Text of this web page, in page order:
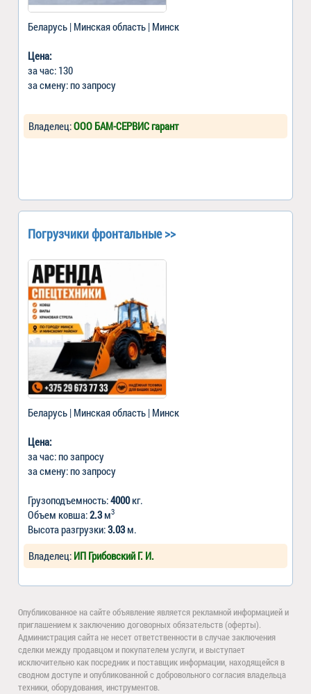
Беларусь | Минская область | Минск
Цена:
за час: 130
за смену: по запросу
Владелец:ООО БАМ-СЕРВИС гарант
Погрузчики фронтальные >>
Беларусь | Минская область | Минск
Цена:
за час: по запросу
за смену: по запросу
Грузоподъемность:4000кг.
Объем ковша:2.3м3
Высота разгрузки:3.03м.
Владелец: ИП Грибовский Г. И.
Опубликованное на сайте объявление является рекламной информацией и
приглашением к заключению договорных обязательств (оферты).
Администрация сайта не несет ответственности в случае заключения
сделки между продавцом и покупателем услуги, и выступает
исключительно как посредник и поставщик информации, находящейся в
сводном доступе и опубликованной с добровольного согласия владельца
техники, оборудования, инструментов.